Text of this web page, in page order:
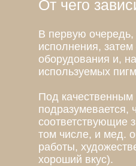
В первую очередь,
исполнения,
оборудования и,
используемых
Под
подразумевается,
соответствующие
том числе, и мед.
работы,
хороший вкус).
От чего